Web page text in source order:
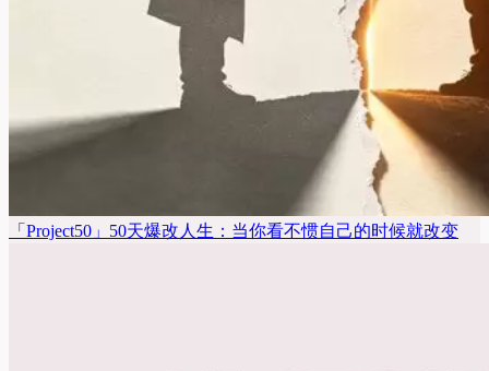
「Project50」50天爆改人生：当你看不惯自己的时候就改变